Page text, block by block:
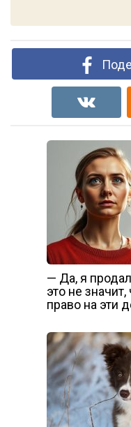
— Да, я
это не
право на эти